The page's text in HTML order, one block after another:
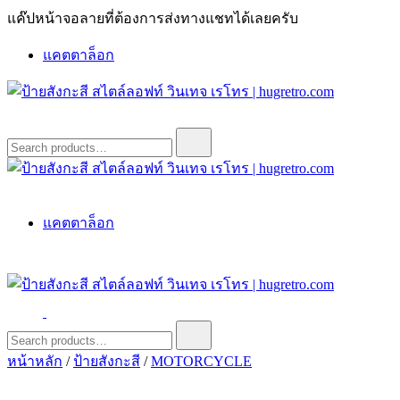
Skip
แค๊ปหน้าจอลายที่ต้องการส่งทางแชทได้เลยครับ
แคตตาล็อก
ป้ายสังกะสี สไตล์ลอฟท์ วินเทจ เรโทร | hugretro.com
ป้ายวินเทจ แต่งบ้าน ร้านกาแฟ ผับ โรงแรม ป้ายโค้ก เป็ปซี่เวสป้า
ฮาร์เล่ย์โฆษณาเก่าโบราณ มีราคาแบบสวยๆเพียบหรือสั่งทำโทร
O8664277II
for:
ฮาร์เล่ย์โฆษณาเก่าโบราณ มีราคาแบบสวยๆเพียบหรือสั่งทำโทร
แคตตาล็อก
ป้ายสังกะสี สไตล์ลอฟท์ วินเทจ เรโทร | hugretro.com
ป้ายวินเทจ แต่งบ้าน ร้านกาแฟ ผับ โรงแรม ป้ายโค้ก เป็ปซี่เวสป้า
ฮาร์เล่ย์โฆษณาเก่าโบราณ มีราคาแบบสวยๆเพียบหรือสั่งทำโทร
O8664277II
for:
หน้าหลัก /ป้ายสังกะสี /MOTORCYCLE